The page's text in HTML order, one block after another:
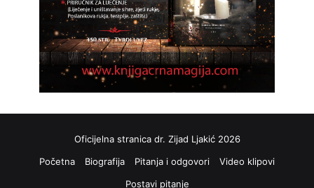
Oficijelna stranica dr. Zijad Ljakić 2026
Početna
Biografija Pitanja i odgovori
Video klipovi
Postavi pitanje